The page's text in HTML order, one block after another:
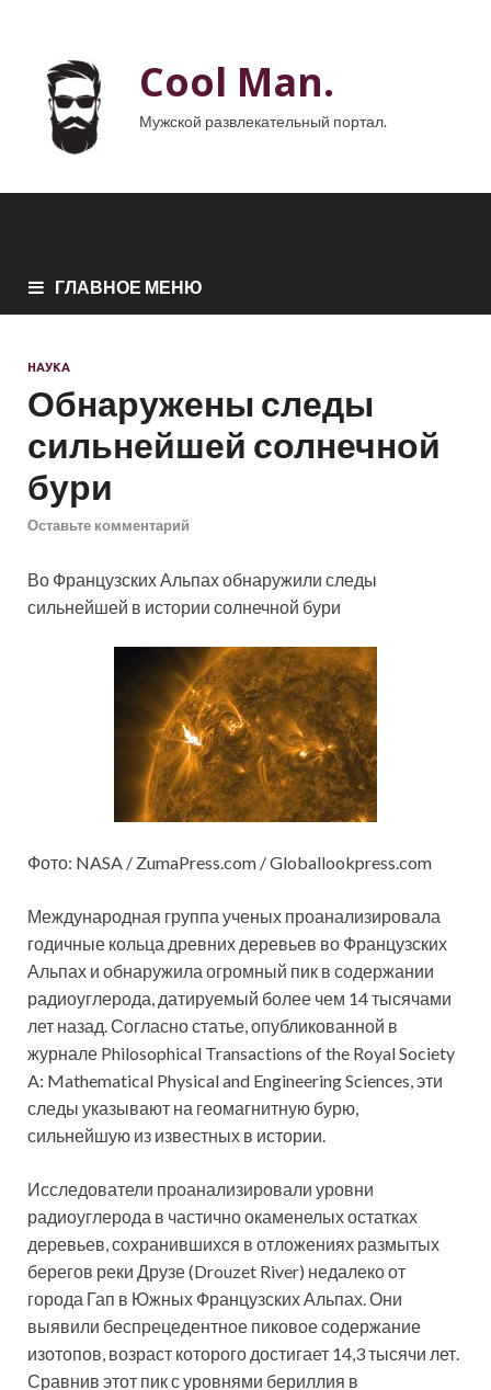
Cool Man.
Мужской развлекательный портал.
ГЛАВНОЕ МЕНЮ
НАУКА
Обнаружены следы
сильнейшей солнечной
бури
Оставьте комментарий
Во Французских Альпах обнаружили следы
сильнейшей в истории солнечной бури
Фото: NASA / ZumaPress.com / Globallookpress.com
Международная группа ученых проанализировала
годичные кольца древних деревьев во Французских
Альпах и обнаружила огромный пик в содержании
радиоуглерода, датируемый более чем 14 тысячами
лет назад. Согласно статье, опубликованной в
журнале Philosophical Transactions of the Royal Society
A: Mathematical Physical and Engineering Sciences, эти
следы указывают на геомагнитную бурю,
сильнейшую из известных в истории.
Исследователи проанализировали уровни
радиоуглерода в частично окаменелых остатках
деревьев, сохранившихся в отложениях размытых
берегов реки Друзе (Drouzet River) недалеко от
города Гап в Южных Французских Альпах. Они
выявили беспрецедентное пиковое содержание
изотопов, возраст которого достигает 14,3 тысячи лет.
Сравнив этот пик с уровнями бериллия в